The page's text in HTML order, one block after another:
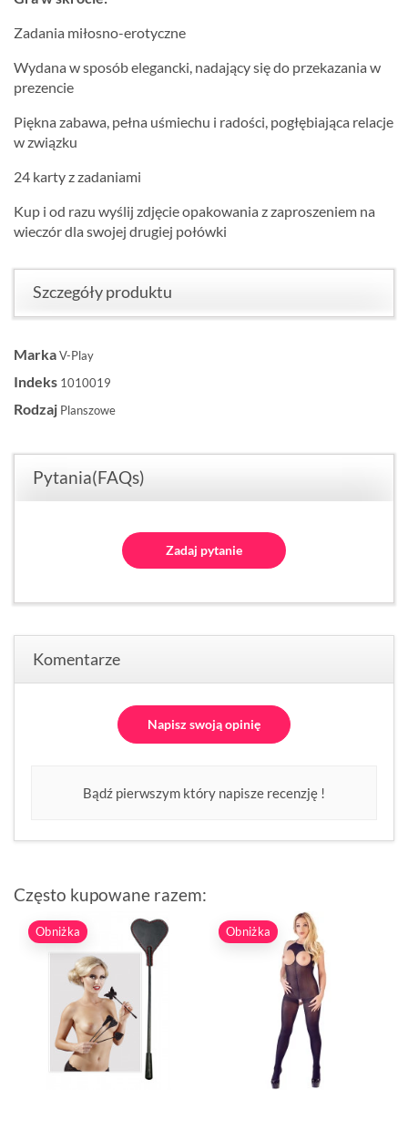
Zadania miłosno-erotyczne
Wydana w sposób elegancki, nadający się do przekazania w
prezencie
Piękna zabawa, pełna uśmiechu i radości, pogłębiająca relacje
w związku
24 karty z zadaniami
Kup i od razu wyślij zdjęcie opakowania z zaproszeniem na
wieczór dla swojej drugiej połówki
Szczegóły produktu
MarkaV-Play
Indeks 1010019
Rodzaj Planszowe
Pytania(FAQs)
Zadaj pytanie
Komentarze
Napisz swoją opinię
Bądź pierwszym który napisze recenzję !
Często kupowane razem:
Obniżka Obniżka